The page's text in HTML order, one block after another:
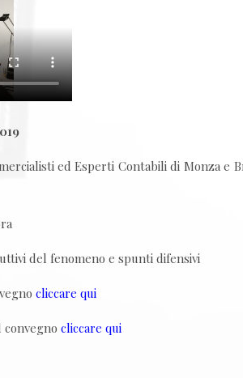
ed Esperti Contabili di Monza e
del fenomeno e spunti difensivi
cliccare qui
cliccare qui